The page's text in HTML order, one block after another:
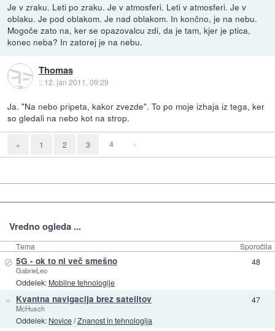
Je v zraku. Leti po zraku. Je v atmosferi. Leti v atmosferi. Je v
oblaku. Je pod oblakom. Je nad oblakom. In končno, je na nebu.
Mogoče zato na, ker se opazovalcu zdi, da je tam, kjer je ptica,
konec neba? In zatorej je na nebu.
Thomas
:: 12. jan 2011, 09:29
Ja. "Na nebo pripeta, kakor zvezde". To po moje izhaja iz tega, ker
so gledali na nebo kot na strop.
« 1 2 3 4 »
Vredno ogleda ...
Tema Sporočila
⊘ 5G - ok to ni več smešno
GabrieLeo
Oddelek: Mobilne tehnologije
48
» Kvantna navigacija brez satelitov
McHusch
Oddelek: Novice/Znanost in tehnologija
47